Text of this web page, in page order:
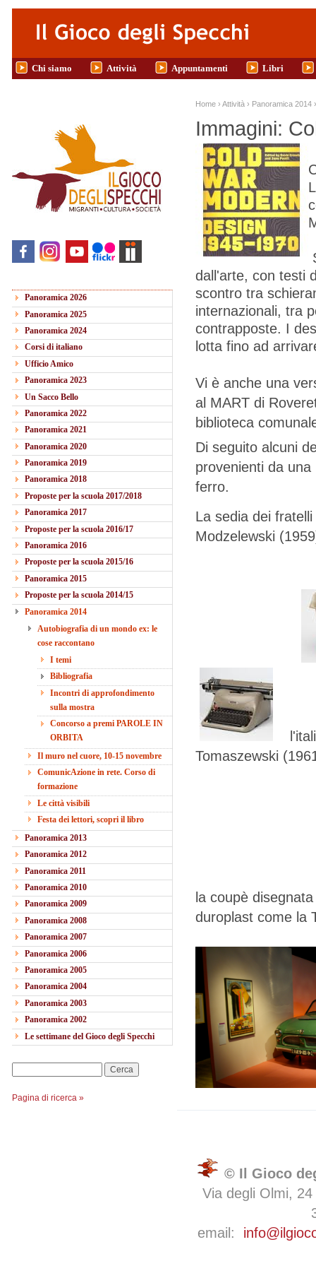
Salta al contenuto principale
Chi siamo Attività Appuntamenti Libri
Panoramica 2026
Panoramica 2025
Panoramica 2024
Corsi di italiano
Ufficio Amico
Panoramica 2023
Un Sacco Bello
Panoramica 2022
Panoramica 2021
Panoramica 2020
Panoramica 2019
Panoramica 2018
Proposte per la scuola 2017/2018
Panoramica 2017
Proposte per la scuola 2016/17
Panoramica 2016
Proposte per la scuola 2015/16
Panoramica 2015
Proposte per la scuola 2014/15
Panoramica 2014
Autobiografia di un mondo ex: le
cose raccontano
I temi
Bibliografia
Incontri di approfondimento
sulla mostra
Concorso a premi PAROLE IN
ORBITA
Il muro nel cuore, 10-15 novembre
ComunicAzione in rete. Corso di
formazione
Le città visibili
Festa dei lettori, scopri il libro
Panoramica 2013
Panoramica 2012
Panoramica 2011
Panoramica 2010
Panoramica 2009
Panoramica 2008
Panoramica 2007
Panoramica 2006
Panoramica 2005
Panoramica 2004
Panoramica 2003
Panoramica 2002
Le settimane del Gioco degli Specchi
Pagina di ricerca »
Tu sei qui
Home › Attività › Panoramica 2014
Immagini:
dall'arte, con testi
scontro tra
internazionali, tra
contrapposte. I
lotta fino ad
Vi è anche una
al MART di
biblioteca
Di seguito alcuni
provenienti da
ferro.
La sedia dei
Modzelewski
Tomaszewski
la coupè
duroplast come la
© Il Gioco
Via degli Olmi,
email: